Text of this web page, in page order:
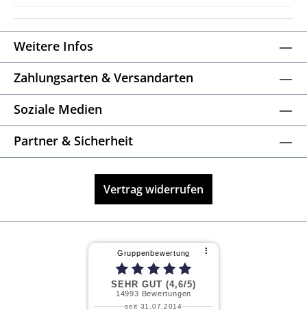
Weitere Infos
Zahlungsarten & Versandarten
Soziale Medien
Partner & Sicherheit
Vertrag widerrufen